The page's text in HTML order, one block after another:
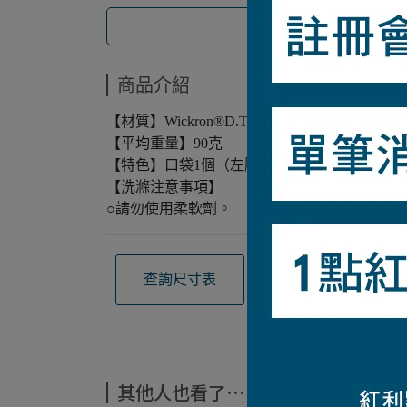
商品介紹
【材質】Wickron®D.T.（聚酯纖維）
【平均重量】90克
【特色】口袋1個（左胸）/UV-CUT抗紫外線
【洗滌注意事項】
○請勿使用柔軟劑。
查詢尺寸表 觀看材質介紹
其他人也看了⋯